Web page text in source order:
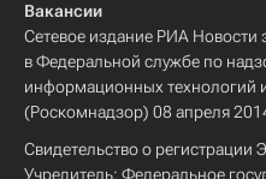
Вакансии
Сетевое издание РИА Новости
в Федеральной службе по
информационных технологий
(Роскомнадзор) 08 апреля
Свидетельство о
Учредитель: Федеральное